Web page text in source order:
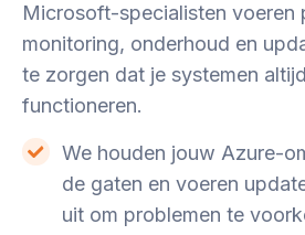
Microsoft-specialisten voeren
monitoring, onderhoud en
te zorgen dat je systemen
functioneren.
We houden jouw Azure-
de gaten en voeren
uit om problemen te